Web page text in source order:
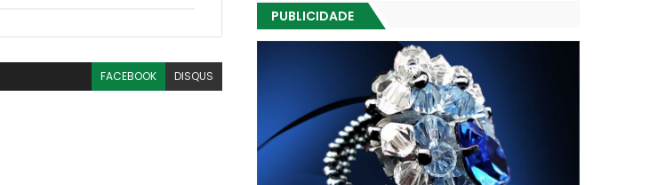
FACEBOOK DISQUS
PUBLICIDADE